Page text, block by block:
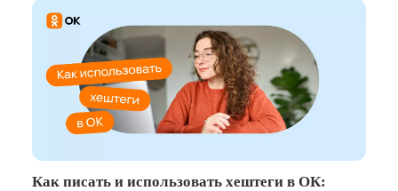
Как писать и использовать хештеги в ОК: